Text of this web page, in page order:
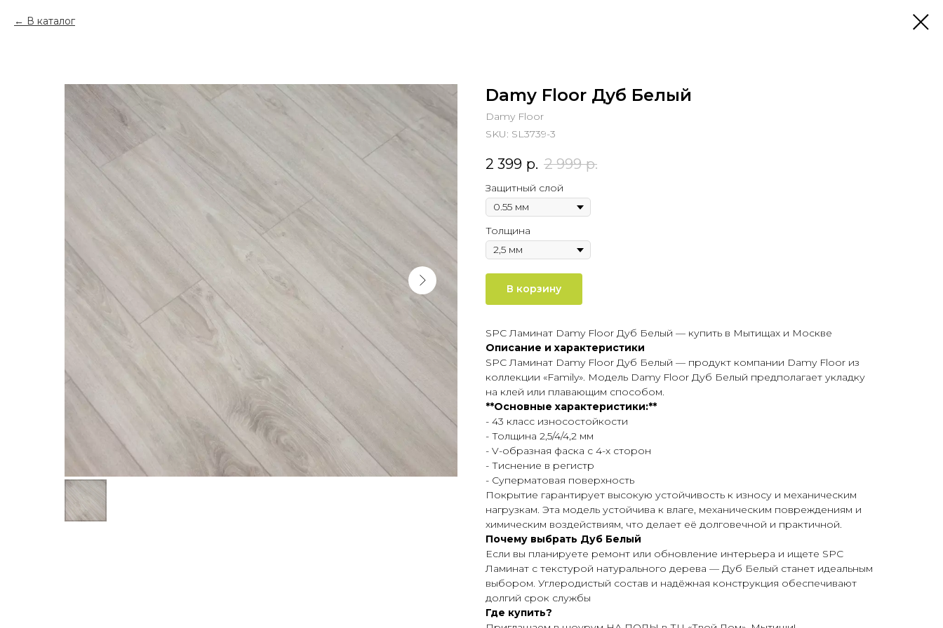
В каталог
Damy Floor Дуб Белый
Damy Floor
SKU: SL3739-3
2 399 р. 2 999 р.
Защитный слой
Толщина
В корзину
SPC Ламинат Damy Floor Дуб Белый — купить в Мытищах и Москве
Описание и характеристики
SPC Ламинат Damy Floor Дуб Белый — продукт компании Damy Floor из
коллекции «Family». Модель Damy Floor Дуб Белый предполагает укладку
на клей или плавающим способом.
**Основные характеристики:**
- 43 класс износостойкости
- Толщина 2,5/4/4,2 мм
- V-образная фаска с 4-х сторон
- Тиснение в регистр
- Суперматовая поверхность
Покрытие гарантирует высокую устойчивость к износу и механическим
нагрузкам. Эта модель устойчива к влаге, механическим повреждениям и
химическим воздействиям, что делает её долговечной и практичной.
Почему выбрать Дуб Белый
Если вы планируете ремонт или обновление интерьера и ищете SPC
Ламинат с текстурой натурального дерева — Дуб Белый станет идеальным
выбором. Углеродистый состав и надёжная конструкция обеспечивают
долгий срок службы
Где купить?